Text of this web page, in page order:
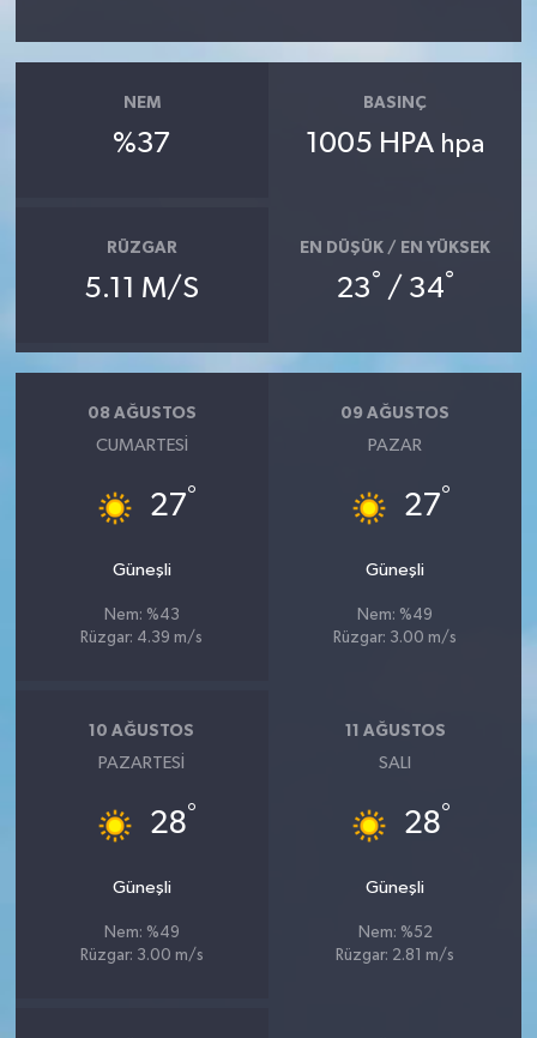
NEM
%37
BASINÇ
1005 HPA hpa
RÜZGAR
5.11 M/S
EN DÜŞÜK / EN YÜKSEK
23° / 34°
08 AĞUSTOS
CUMARTESI
27°
Güneşli
Nem: %43
Rüzgar: 4.39 m/s
09 AĞUSTOS
PAZAR
27°
Güneşli
Nem: %49
Rüzgar: 3.00 m/s
10 AĞUSTOS
PAZARTESI
28°
Güneşli
Nem: %49
Rüzgar: 3.00 m/s
11 AĞUSTOS
SALI
28°
Güneşli
Nem: %52
Rüzgar: 2.81 m/s